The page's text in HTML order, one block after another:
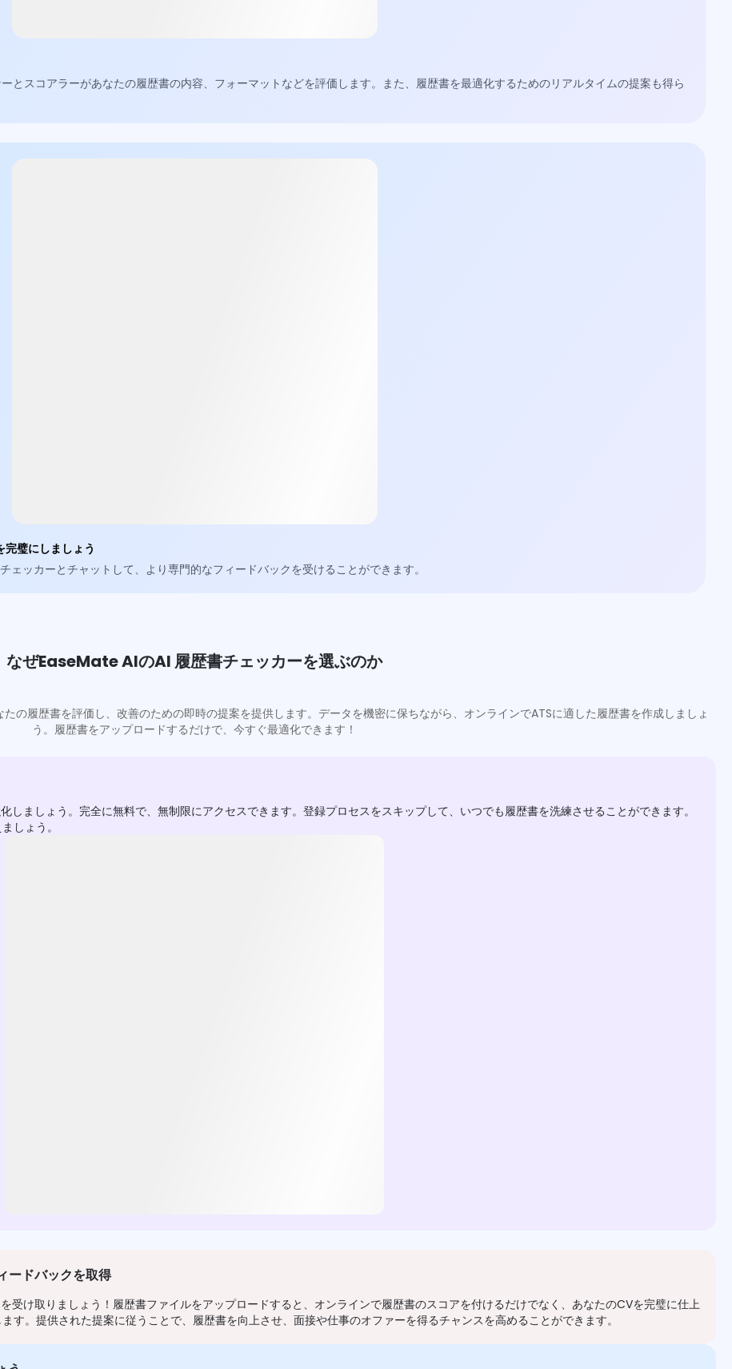
とスコアラーがあなたの履歴書の内容、フォーマットなどを評価します。また、履歴書を最適化するためのリアルタイムの提案も得ら
璧にしましょう
ッカーとチャットして、より専門的なフィードバックを受けることができます。
なぜEaseMate AIのAI 履歴書チェッカーを選ぶのか
の履歴書を評価し、改善のための即時の提案を提供します。データを機密に保ちながら、オンラインでATSに適した履歴書を作成しましょ
う。履歴書をアップロードするだけで、今すぐ最適化できます！
ましょう。完全に無料で、無制限にアクセスできます。登録プロセスをスキップして、いつでも履歴書を洗練させることができます。
しょう。
ードバックを取得
受け取りましょう！履歴書ファイルをアップロードすると、オンラインで履歴書のスコアを付けるだけでなく、あなたのCVを完璧に仕上
す。提供された提案に従うことで、履歴書を向上させ、面接や仕事のオファーを得るチャンスを高めることができます。